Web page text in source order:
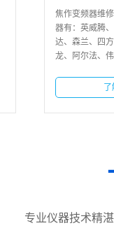
焦作变频器维
器有：英威腾
达、森兰、四
龙、阿尔法、
施耐德、西门
菱、安川
专业仪器技术精